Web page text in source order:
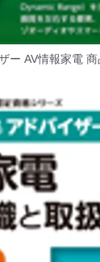
ー AV情報家電